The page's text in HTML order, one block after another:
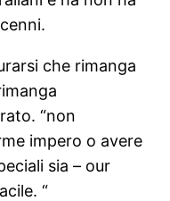
che rimanga
“non
impero o avere
sia – our
“